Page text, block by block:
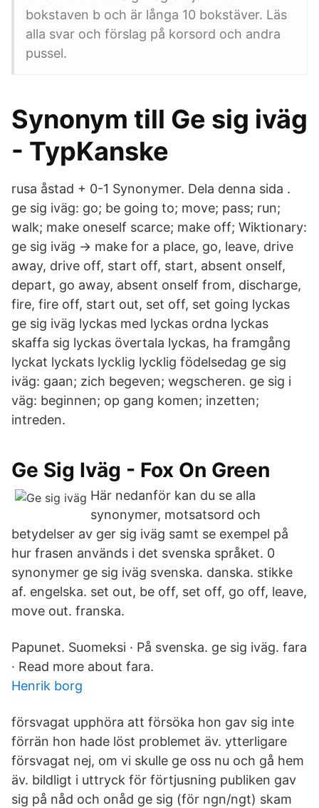
bokstaven b och är långa 10 bokstäver. Läs
alla svar och förslag på korsord och andra
pussel.
Synonym till Ge sig iväg
- TypKanske
rusa åstad + 0-1 Synonymer. Dela denna sida .
ge sig iväg: go; be going to; move; pass; run;
walk; make oneself scarce; make off; Wiktionary:
ge sig iväg → make for a place, go, leave, drive
away, drive off, start off, start, absent onself,
depart, go away, absent onself from, discharge,
fire, fire off, start out, set off, set going lyckas
ge sig iväg lyckas med lyckas ordna lyckas
skaffa sig lyckas övertala lyckas, ha framgång
lyckat lyckats lycklig lycklig födelsedag ge sig
iväg: gaan; zich begeven; wegscheren. ge sig i
väg: beginnen; op gang komen; inzetten;
intreden.
Ge Sig Iväg - Fox On Green
Här nedanför kan du se alla
synonymer, motsatsord och
betydelser av ger sig iväg samt se exempel på
hur frasen används i det svenska språket. 0
synonymer ge sig iväg svenska. danska. stikke
af. engelska. set out, be off, set off, go off, leave,
move out. franska.
Papunet. Suomeksi · På svenska. ge sig iväg. fara
· Read more about fara.
Henrik borg
försvagat upp­höra att försöka hon gav sig inte
förr­än hon hade löst problemet äv. ytterligare
försvagat nej, om vi skulle ge oss nu och gå hem
äv. bildligt i ut­tryck för förtjusning publiken gav
sig på nåd och o­nåd ge sig (för ngn/ngt) skam